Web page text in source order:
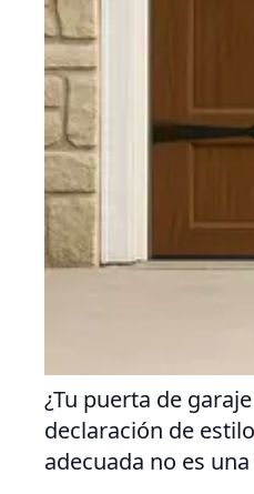
¿Tu puerta de
declaración de
adecuada no es